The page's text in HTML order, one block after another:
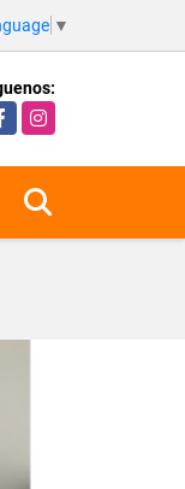
▼
Instagram